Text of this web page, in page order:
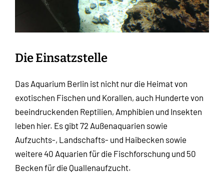
Die Einsatzstelle
Das Aquarium Berlin ist nicht nur die Heimat von
exotischen Fischen und Korallen, auch Hunderte von
beeindruckenden Reptilien, Amphibien und Insekten
leben hier. Es gibt 72 Außenaquarien sowie
Aufzuchts-, Landschafts- und Haibecken sowie
weitere 40 Aquarien für die Fischforschung und 50
Becken für die Quallenaufzucht.